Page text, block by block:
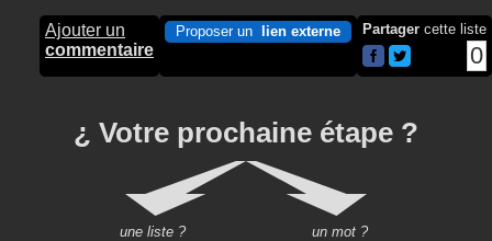
Ajouter un
commentaire
Proposer un lien externe Partager cette liste
0
¿ Votre prochaine étape ?
une liste ? un mot ?